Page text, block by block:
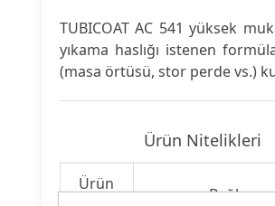
TUBICOAT AC 541 yüksek
yıkama haslığı istenen
(masa örtüsü, stor perde vs.)
Ürün Nitelikleri
Ürün
Bağlayıcı